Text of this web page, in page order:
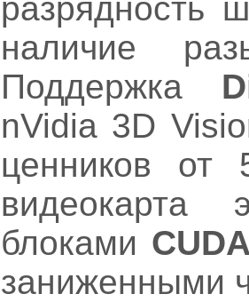
разрядность
наличие
Поддержка
nVidia 3D
ценников
блоками
заниженными